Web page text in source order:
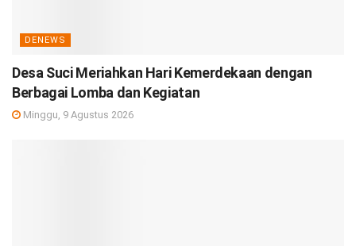
DENEWS
Desa Suci Meriahkan Hari Kemerdekaan dengan
Berbagai Lomba dan Kegiatan
Minggu, 9 Agustus 2026